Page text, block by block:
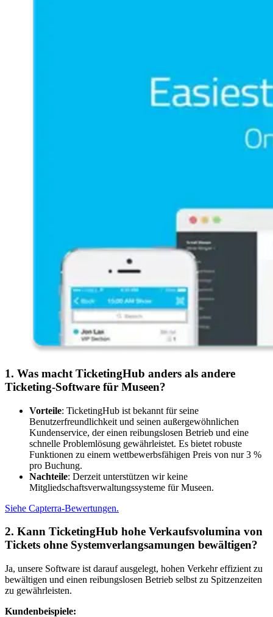
1. Was macht TicketingHub anders als andere
Ticketing-Software für Museen?
Vorteile: TicketingHub ist bekannt für seine
Benutzerfreundlichkeit und seinen außergewöhnlichen
Kundenservice, der einen reibungslosen Betrieb und eine
schnelle Problemlösung gewährleistet. Es bietet robuste
Funktionen zu einem wettbewerbsfähigen Preis von nur 3 %
pro Buchung.
Nachteile: Derzeit unterstützen wir keine
Mitgliedschaftsverwaltungssysteme für Museen.
Siehe Capterra-Bewertungen.
2. Kann TicketingHub hohe Verkaufsvolumina von
Tickets ohne Systemverlangsamungen bewältigen?
Ja, unsere Software ist darauf ausgelegt, hohen Verkehr effizient zu
bewältigen und einen reibungslosen Betrieb selbst zu Spitzenzeiten
zu gewährleisten.
Kundenbeispiele: